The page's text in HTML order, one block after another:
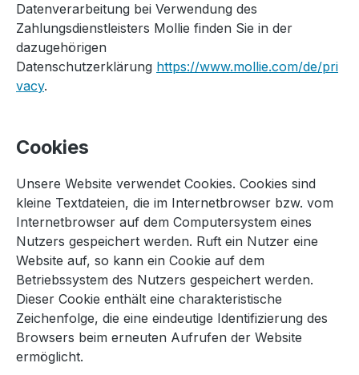
Datenverarbeitung bei Verwendung des
Zahlungsdienstleisters Mollie finden Sie in der
dazugehörigen
Datenschutzerklärung https://www.mollie.com/de/pri
vacy.
Cookies
Unsere Website verwendet Cookies. Cookies sind
kleine Textdateien, die im Internetbrowser bzw. vom
Internetbrowser auf dem Computersystem eines
Nutzers gespeichert werden. Ruft ein Nutzer eine
Website auf, so kann ein Cookie auf dem
Betriebssystem des Nutzers gespeichert werden.
Dieser Cookie enthält eine charakteristische
Zeichenfolge, die eine eindeutige Identifizierung des
Browsers beim erneuten Aufrufen der Website
ermöglicht.